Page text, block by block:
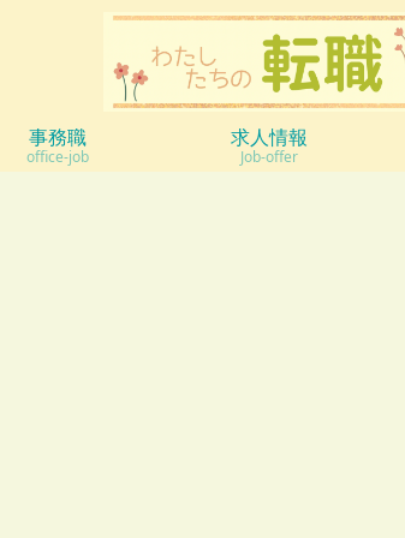
事務職
office-job
求人情報
Job-offer